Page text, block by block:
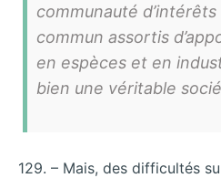
communauté
commun assortis
en espèces et en
bien une véritable
129. – Mais, des difficultés